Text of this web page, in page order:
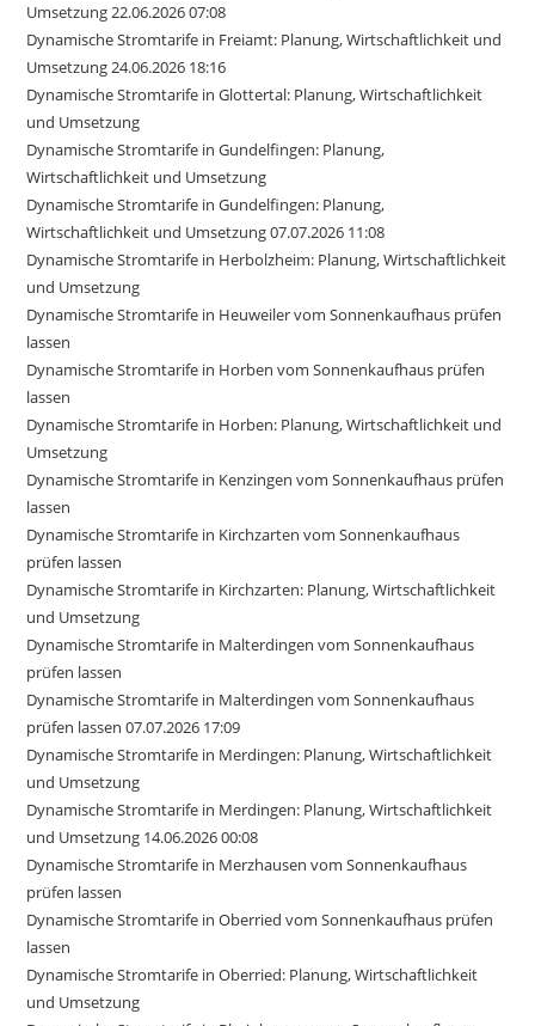
Umsetzung 22.06.2026 07:08
Dynamische Stromtarife in Freiamt: Planung, Wirtschaftlichkeit und
Umsetzung 24.06.2026 18:16
Dynamische Stromtarife in Glottertal: Planung, Wirtschaftlichkeit
und Umsetzung
Dynamische Stromtarife in Gundelfingen: Planung,
Wirtschaftlichkeit und Umsetzung
Dynamische Stromtarife in Gundelfingen: Planung,
Wirtschaftlichkeit und Umsetzung 07.07.2026 11:08
Dynamische Stromtarife in Herbolzheim: Planung, Wirtschaftlichkeit
und Umsetzung
Dynamische Stromtarife in Heuweiler vom Sonnenkaufhaus prüfen
lassen
Dynamische Stromtarife in Horben vom Sonnenkaufhaus prüfen
lassen
Dynamische Stromtarife in Horben: Planung, Wirtschaftlichkeit und
Umsetzung
Dynamische Stromtarife in Kenzingen vom Sonnenkaufhaus prüfen
lassen
Dynamische Stromtarife in Kirchzarten vom Sonnenkaufhaus
prüfen lassen
Dynamische Stromtarife in Kirchzarten: Planung, Wirtschaftlichkeit
und Umsetzung
Dynamische Stromtarife in Malterdingen vom Sonnenkaufhaus
prüfen lassen
Dynamische Stromtarife in Malterdingen vom Sonnenkaufhaus
prüfen lassen 07.07.2026 17:09
Dynamische Stromtarife in Merdingen: Planung, Wirtschaftlichkeit
und Umsetzung
Dynamische Stromtarife in Merdingen: Planung, Wirtschaftlichkeit
und Umsetzung 14.06.2026 00:08
Dynamische Stromtarife in Merzhausen vom Sonnenkaufhaus
prüfen lassen
Dynamische Stromtarife in Oberried vom Sonnenkaufhaus prüfen
lassen
Dynamische Stromtarife in Oberried: Planung, Wirtschaftlichkeit
und Umsetzung